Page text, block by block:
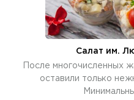
Салат им.
После многочисленных
оставили только